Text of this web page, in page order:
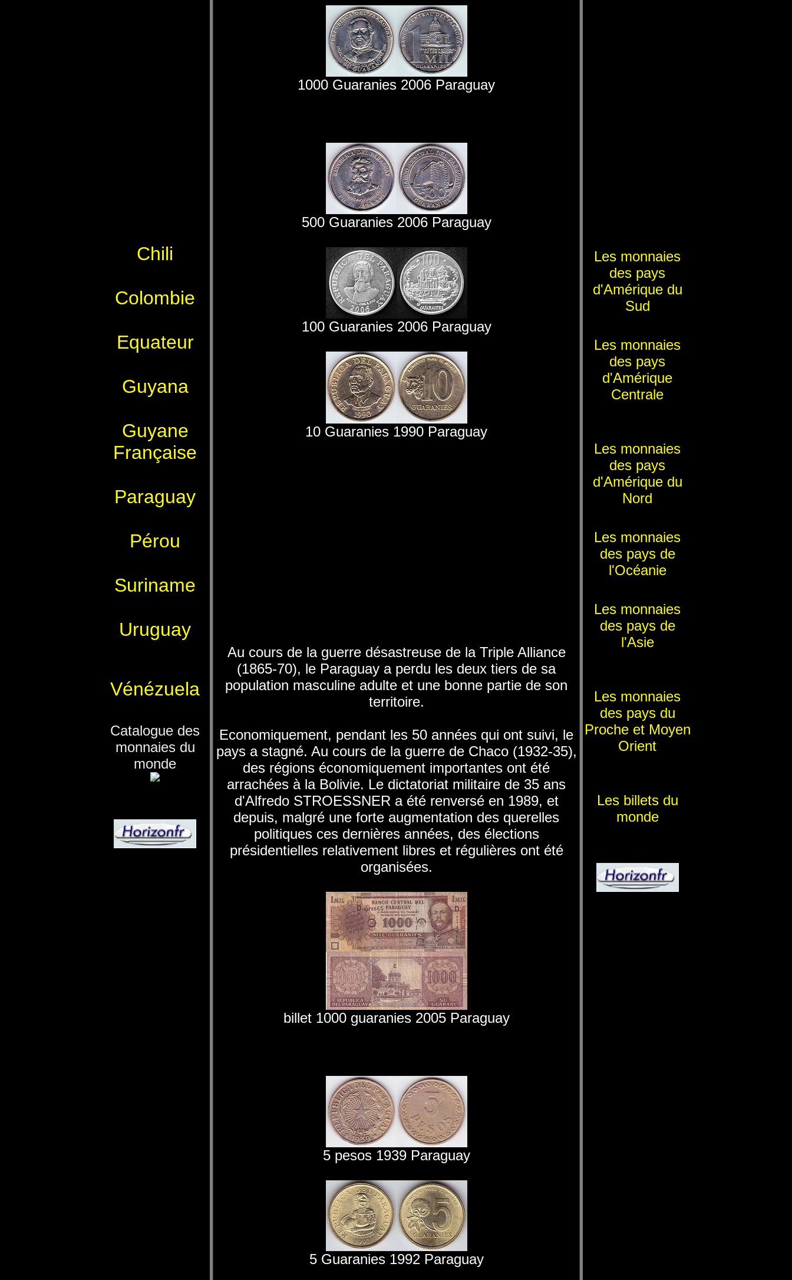
Chili
Colombie
Equateur
Guyana
Guyane
Française
Paraguay
Pérou
Suriname
Uruguay
Vénézuela
Catalogue des
monnaies du
monde
1000 Guaranies 2006 Paraguay
500 Guaranies 2006 Paraguay
100 Guaranies 2006 Paraguay
10 Guaranies 1990 Paraguay
Au cours de la guerre désastreuse de la Triple Alliance
(1865-70), le Paraguay a perdu les deux tiers de sa
population masculine adulte et une bonne partie de son
territoire.
Economiquement, pendant les 50 années qui ont suivi, le
pays a stagné. Au cours de la guerre de Chaco (1932-35),
des régions économiquement importantes ont été
arrachées à la Bolivie. Le dictatoriat militaire de 35 ans
d'Alfredo STROESSNER a été renversé en 1989, et
depuis, malgré une forte augmentation des querelles
politiques ces dernières années, des élections
présidentielles relativement libres et régulières ont été
organisées.
billet 1000 guaranies 2005 Paraguay
5 pesos 1939 Paraguay
5 Guaranies 1992 Paraguay
Les monnaies
des pays
d'Amérique du
Sud
Les monnaies
des pays
d'Amérique
Centrale
Les monnaies
des pays
d'Amérique du
Nord
Les monnaies
des pays de
l'Océanie
Les monnaies
des pays de
l'Asie
Les monnaies
des pays du
Proche et Moyen
Orient
Les billets du
monde